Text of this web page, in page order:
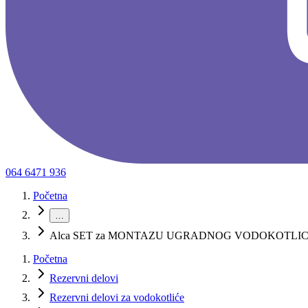
064 6471 936
Početna
…
Alca SET za MONTAZU UGRADNOG
Početna
Rezervni delovi
Rezervni delovi za vodokotliće